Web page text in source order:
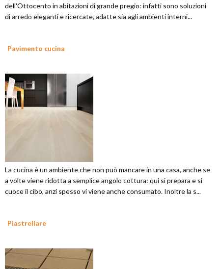
dell'Ottocento in abitazioni di grande pregio: infatti sono soluzioni
di arredo eleganti e ricercate, adatte sia agli ambienti interni...
Pavimento cucina
La cucina è un ambiente che non può mancare in una casa, anche se
a volte viene ridotta a semplice angolo cottura: qui si prepara e si
cuoce il cibo, anzi spesso vi viene anche consumato. Inoltre la s...
Piastrellare